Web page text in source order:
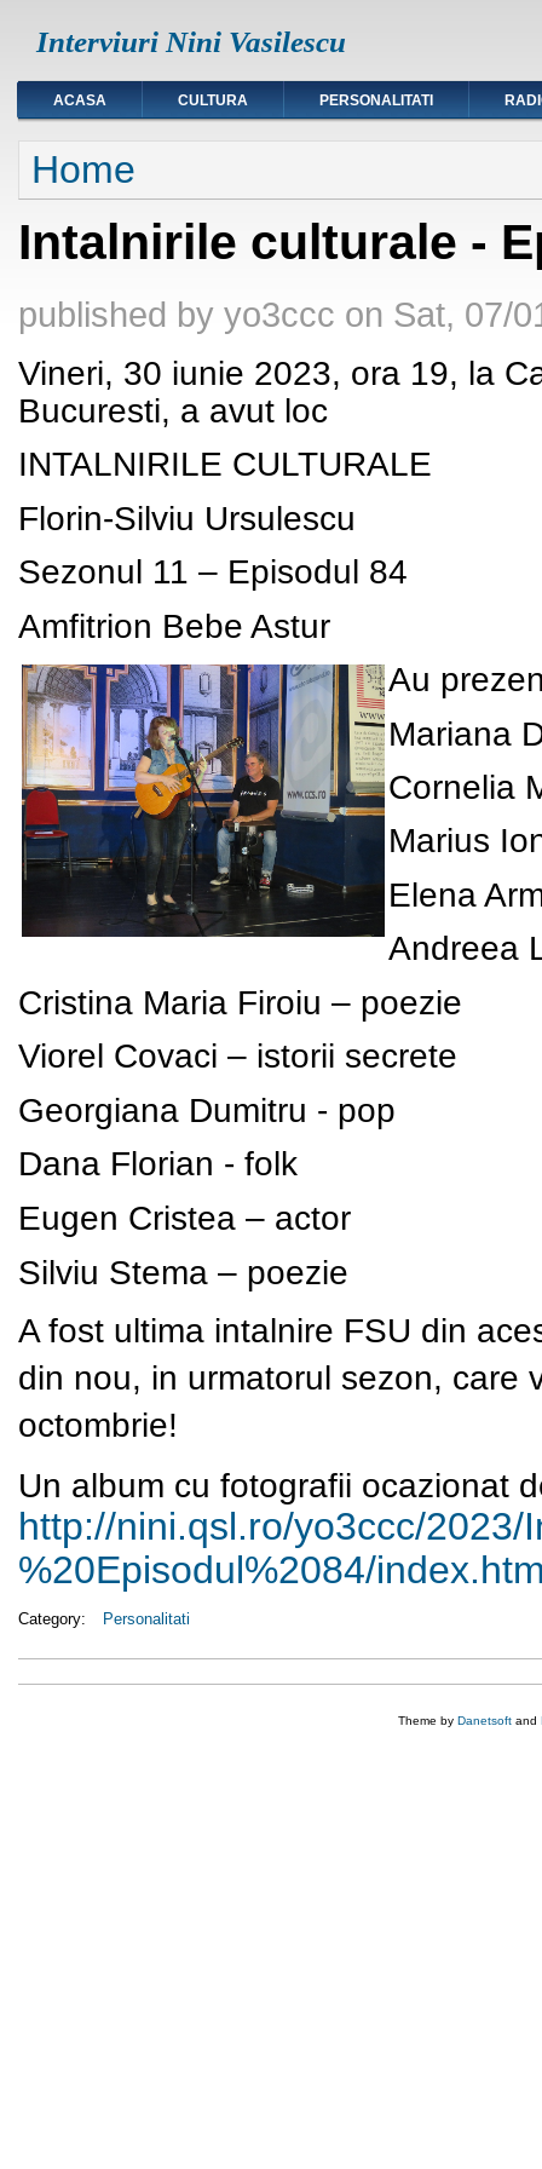
Interviuri Nini Vasilescu
ACASA CULTURA PERSONALITATI
You are here
Home
Intalnirile culturale -
published by yo3ccc on Sat, 07/
Vineri, 30 iunie 2023, ora 19, la
Bucuresti, a avut loc
INTALNIRILE CULTURALE
Florin-Silviu Ursulescu
Sezonul 11 – Episodul 84
Amfitrion Bebe Astur
Au
Mariana
Cornelia
Marius
Elena
Andreea
Cristina Maria Firoiu – poezie
Viorel Covaci – istorii secrete
Georgiana Dumitru - pop
Dana Florian - folk
Eugen Cristea – actor
Silviu Stema – poezie
A fost ultima intalnire FSU din
din nou, in urmatorul sezon, care
octombrie!
Un album cu fotografii ocazionat
http://nini.qsl.ro/yo3ccc/2023/
%20Episodul%2084/
Category: Personalitati
Theme by Danetsoft and